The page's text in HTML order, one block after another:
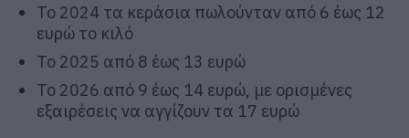
Το 2024 τα κεράσια πωλούνταν από 6 έως 12
ευρώ το κιλό
Το 2025 από 8 έως 13 ευρώ
Το 2026 από 9 έως 14 ευρώ, με ορισμένες
εξαιρέσεις να αγγίζουν τα 17 ευρώ